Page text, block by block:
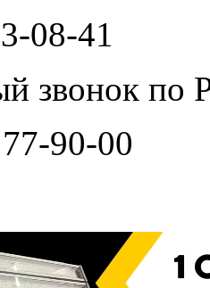
08-41
звонок по
90-00